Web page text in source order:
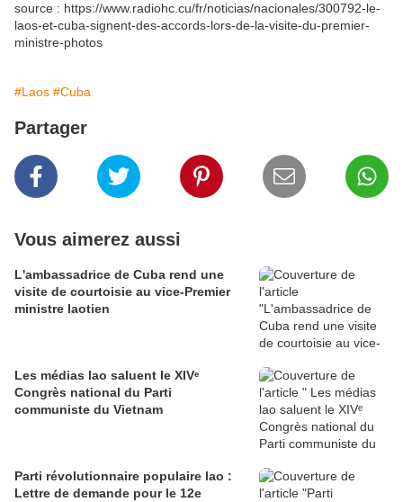
source : https://www.radiohc.cu/fr/noticias/nacionales/300792-le-
laos-et-cuba-signent-des-accords-lors-de-la-visite-du-premier-
ministre-photos
#Laos #Cuba
Partager
Vous aimerez aussi
L'ambassadrice de Cuba rend une
visite de courtoisie au vice-Premier
ministre laotien
Les médias lao saluent le XIVᵉ
Congrès national du Parti
communiste du Vietnam
Parti révolutionnaire populaire lao :
Lettre de demande pour le 12e